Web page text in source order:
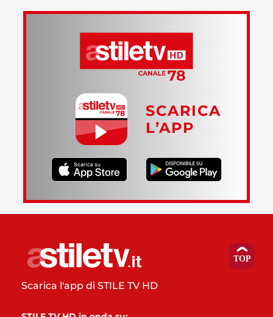
SCARICA
L’APP
Scarica l'app di STILE TV HD